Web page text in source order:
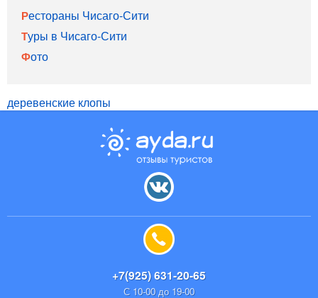
Рестораны Чисаго-Сити
Туры в Чисаго-Сити
Фото
деревенские клопы
+7(925) 631-20-65
С 10-00 до 19-00